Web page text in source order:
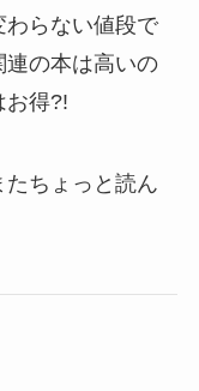
わらない値段で
連の本は高いの
お得?!
ちょっと読ん